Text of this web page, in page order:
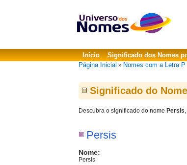
Início
Significado dos Nomes
Página Inicial » Nomes com a Letra P
Significado do
Descubra o significado do nome Persis
Persis
Nome:
Persis